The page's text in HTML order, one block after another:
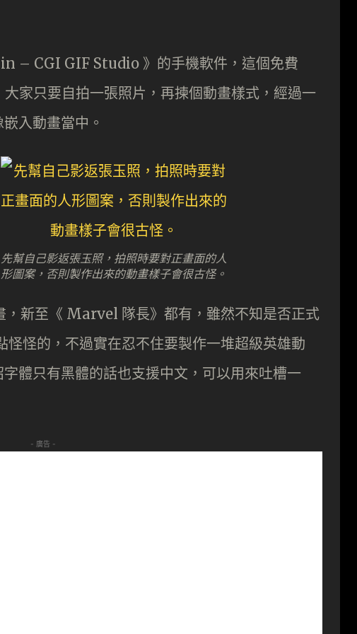
– CGI GIF Studio 》的手機軟件，這個免費
家只要自拍一張照片，再揀個動畫樣式，經過一
入動畫當中。
先幫自己影返張玉照，拍照時要對正畫面的人
形圖案，否則製作出來的動畫樣子會很古怪。
新至《 Marvel 隊長》都有，雖然不知是否正式
怪的，不過實在忍不住要製作一堆超級英雄動
體只有黑體的話也支援中文，可以用來吐槽一
- 廣告 -